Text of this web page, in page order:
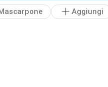
Aggiungi